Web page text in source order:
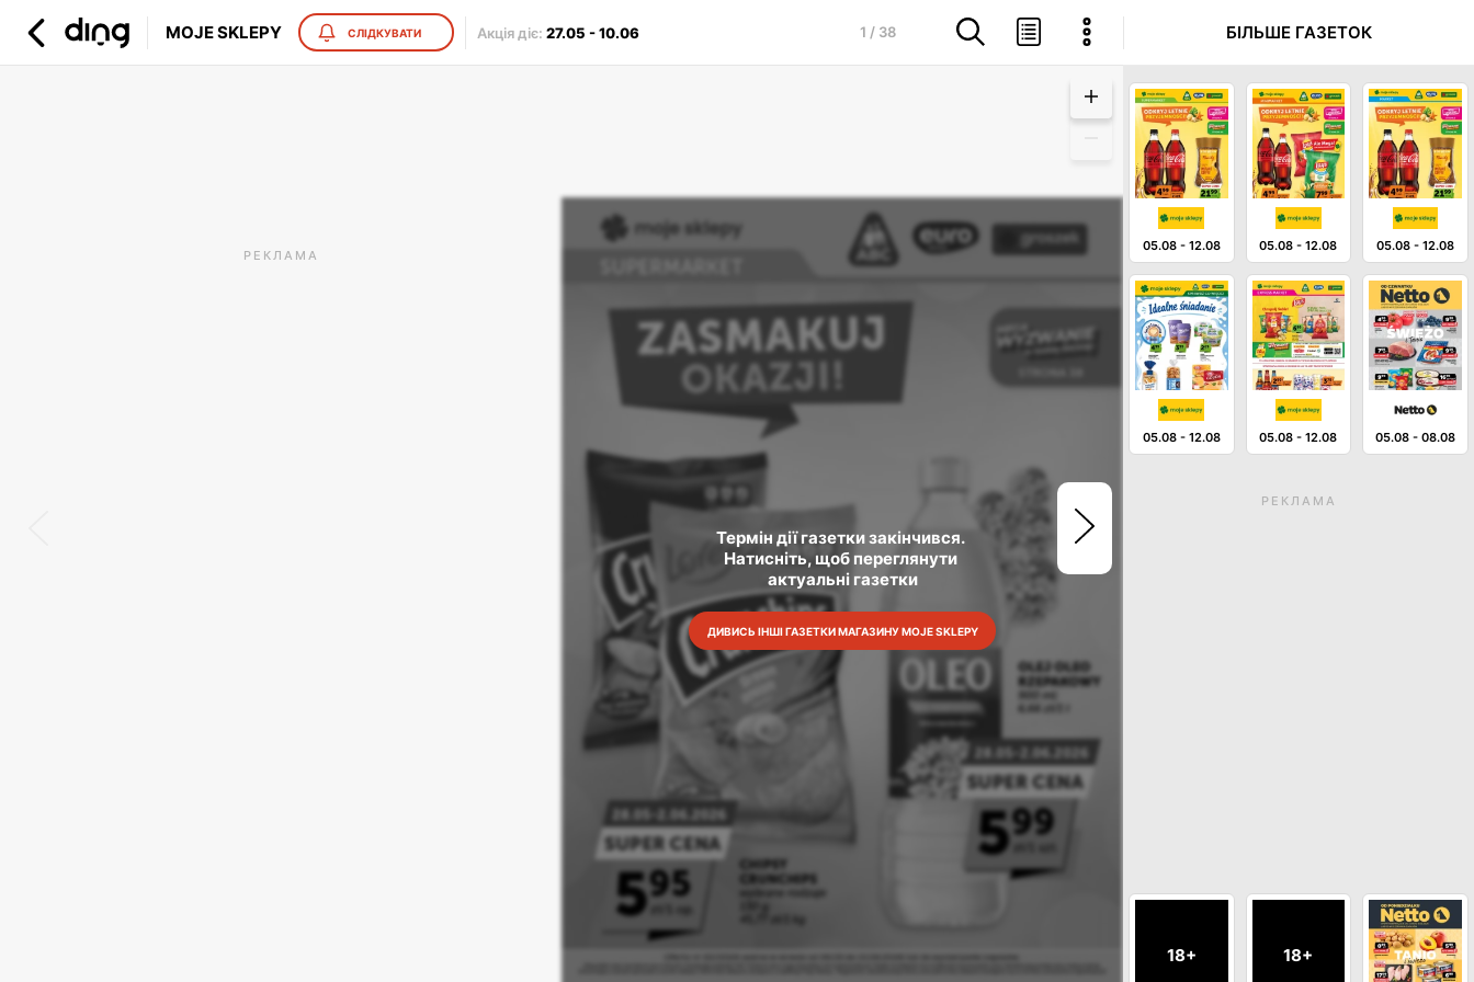
MOJE SKLEPY СЛІДКУВАТИ Акція діє: 27.05 -10.06 1 / 38
РЕКЛАМА
Термін дії газетки закінчився.
Натисніть, щоб переглянути
актуальні газетки
ДИВИСЬ ІНШІ ГАЗЕТКИ МАГАЗИНУ MOJE SKLEPY
БІЛЬШЕ ГАЗЕТОК
05.08 - 12.08 05.08-12.08 05.08-12.08
05.08 - 12.08 05.08-12.08 05.08-08.08
РЕКЛАМА
18+ 18+